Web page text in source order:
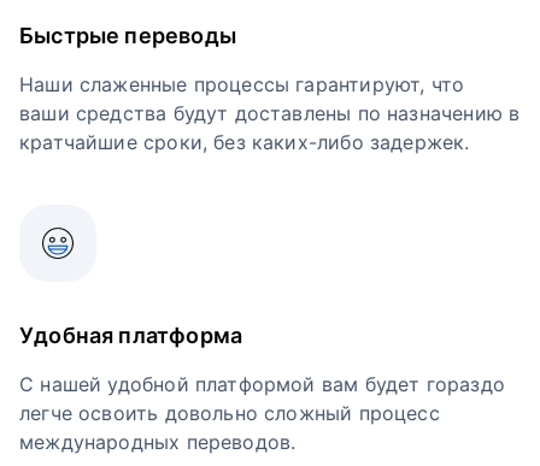
Быстрые переводы
Наши слаженные процессы гарантируют, что
ваши средства будут доставлены по назначению в
кратчайшие сроки, без каких-либо задержек.
Удобная платформа
С нашей удобной платформой вам будет гораздо
легче освоить довольно сложный процесс
международных переводов.